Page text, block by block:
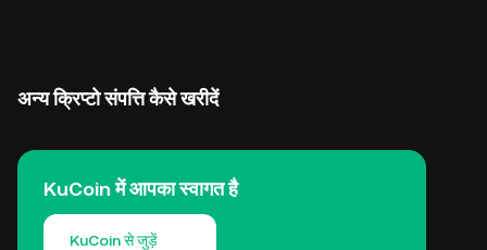
अन्य क्रिप्टो संपत्ति कैसे खरीदें
KuCoin में आपका स्वागत है
KuCoin से जुड़ें